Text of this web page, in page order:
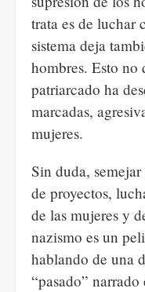
trata es de luchar
sistema deja
hombres. Esto no
patriarcado ha
marcadas,
mujeres.
Sin duda,
de proyectos,
de las mujeres y
nazismo es un
hablando de una
“pasado”